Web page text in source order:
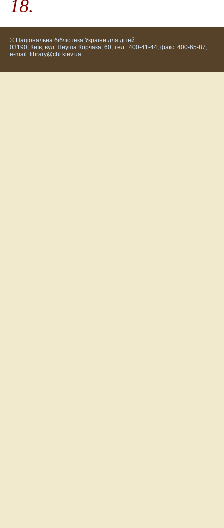
18.
© Національна бібліотека України для дітей
03190, Київ, вул. Януша Корчака, 60, тел.: 400-41-44, факс: 400-65-87,
e-mail: library@chl.kiev.ua